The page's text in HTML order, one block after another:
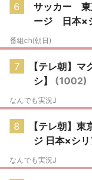
6
サッカー 東
ージ 日本×
番組ch(朝日)
7
【テレ朝】
シ】 (1002)
なんでも実況J
8
【テレ朝】
ジ 日本×シ
なんでも実況J